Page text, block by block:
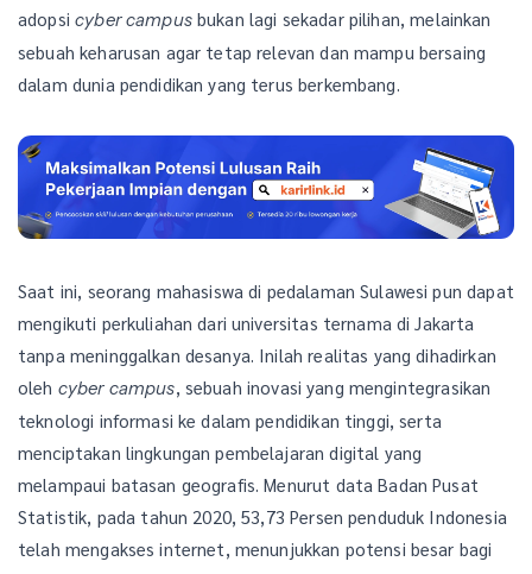
adopsicyber campusbukan lagi sekadar pilihan, melainkan
sebuah keharusan agar tetap relevan dan mampu bersaing
dalam dunia pendidikan yang terus berkembang.
Saat ini, seorang mahasiswa di pedalaman Sulawesi pun dapat
mengikuti perkuliahan dari universitas ternama di Jakarta
tanpa meninggalkan desanya. Inilah realitas yang dihadirkan
oleh cyber campus, sebuah inovasi yang mengintegrasikan
teknologi informasi ke dalam pendidikan tinggi, serta
menciptakan lingkungan pembelajaran digital yang
melampaui batasan geografis. Menurut data Badan Pusat
Statistik, pada tahun 2020, 53,73 Persen penduduk Indonesia
telah mengakses internet, menunjukkan potensi besar bagi